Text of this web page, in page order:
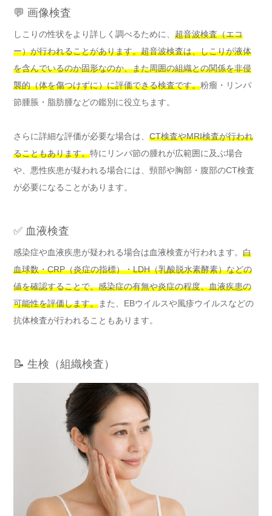
💬 画像検査
しこりの性状をより詳しく調べるために、 超音波検査（エコ
ー）が行われることがあります。超音波検査は、しこりが液体
を含んでいるのか固形なのか、また周囲の組織との関係を非侵
襲的（体を傷つけずに）に評価できる検査です。粉瘤・リンパ
節腫脹・脂肪腫などの鑑別に役立ちます。
さらに詳細な評価が必要な場合は、 CT検査やMRI検査が行われ
ることもあります。特にリンパ節の腫れが広範囲に及ぶ場合
や、悪性疾患が疑われる場合には、頸部や胸部・腹部のCT検査
が必要になることがあります。
✅ 血液検査
感染症や血液疾患が疑われる場合は血液検査が行われます。 白
血球数・CRP（炎症の指標）・LDH（乳酸脱水素酵素）などの
値を確認することで、感染症の有無や炎症の程度、血液疾患の
可能性を評価します。また、EBウイルスや風疹ウイルスなどの
抗体検査が行われることもあります。
📝 生検（組織検査）